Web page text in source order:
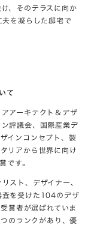
、そのテラスに向か
を凝らした邸宅で
て
アーキテクト＆デザ
評議会、国際産業デ
インコンセプト、製
リアから世界に向け
です。
スト、デザイナー、
査を受けた104のデザ
賞者が選ばれていま
のランクがあり、優